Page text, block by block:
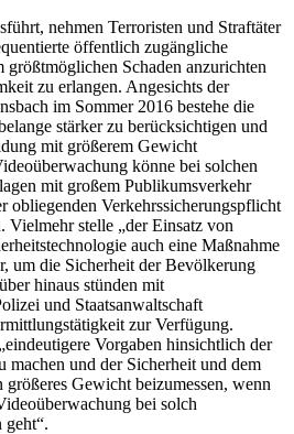
nehmen Terroristen und Straftäter
öffentlich zugängliche
Schaden anzurichten
zu erlangen. Angesichts der
im Sommer 2016 bestehe die
stärker zu berücksichtigen und
mit größerem Gewicht
könne bei solchen
mit großem Publikumsverkehr
obliegenden Verkehrssicherungspflicht
Vielmehr stelle „der Einsatz von
auch eine Maßnahme
um die Sicherheit der Bevölkerung
hinaus stünden mit
und Staatsanwaltschaft
zur Verfügung.
Vorgaben hinsichtlich der
machen und der Sicherheit und dem
Gewicht beizumessen, wenn
bei solch
geht“.